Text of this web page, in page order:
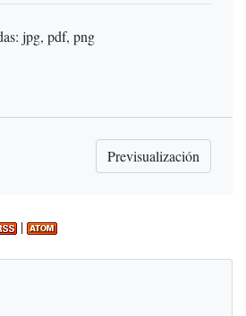
jpg, pdf, png
|